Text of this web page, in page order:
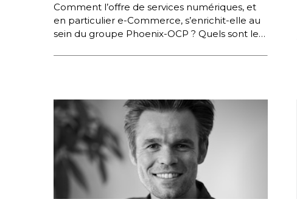
Comment l’offre de services numériques, et
en particulier e-Commerce, s’enrichit-elle au
sein du groupe Phoenix-OCP ? Quels sont les